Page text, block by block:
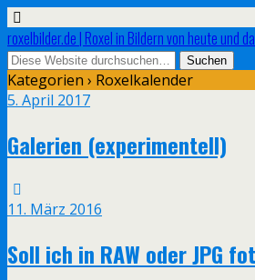
roxelbilder.de | Roxel in Bildern von heute und
Kategorien › Roxelkalender
5. April 2017
Galerien (experimentell)
11. März 2016
Soll ich in RAW oder JPG